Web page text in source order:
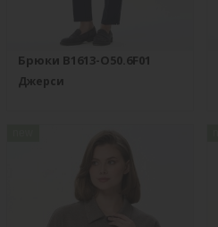
Брюки B1613-O50.6F01
Джерси